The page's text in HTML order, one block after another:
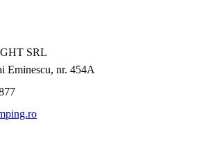
SRL
Eminescu, nr. 454A